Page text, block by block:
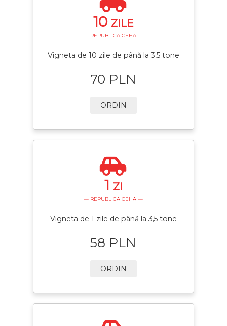
10 ZILE
— REPUBLICA CEHA —
Vigneta de 10 zile de până la 3,5 tone
70 PLN
ORDIN
1 ZI
— REPUBLICA CEHA —
Vigneta de 1 zile de până la 3,5 tone
58 PLN
ORDIN